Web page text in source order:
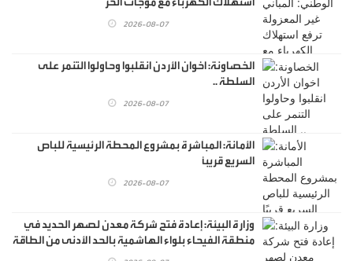
2026-08-07
الخصاونة: اخوان الأردن انقلبوا وحاولوا التنمر على
السلطة ..
2026-08-07
الأمانة: المباشرة بمشروع المحطة الرئيسية للباص
السريع قريبًا
2026-08-07
وزارة البيئة: إعادة فتح شركة معدن لصهر الحديد في
منطقة الفيحاء بلواء الهاشمية بالحد الأدنى من الطاقة